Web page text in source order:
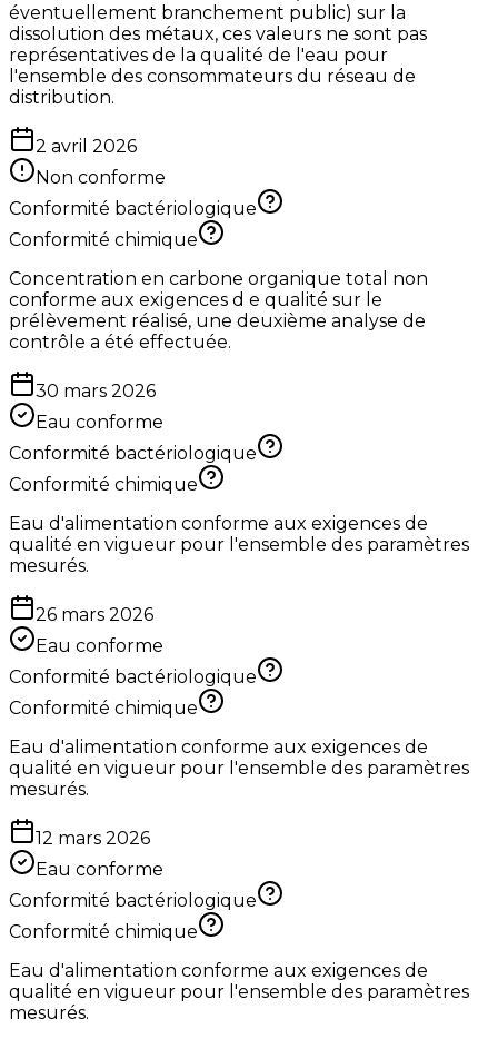
éventuellement branchement public) sur la
dissolution des métaux, ces valeurs ne sont pas
représentatives de la qualité de l'eau pour
l'ensemble des consommateurs du réseau de
distribution.
2 avril 2026
Non conforme
Conformité bactériologique
Conformité chimique
Concentration en carbone organique total non
conforme aux exigences d e qualité sur le
prélèvement réalisé, une deuxième analyse de
contrôle a été effectuée.
30 mars 2026
Eau conforme
Conformité bactériologique
Conformité chimique
Eau d'alimentation conforme aux exigences de
qualité en vigueur pour l'ensemble des paramètres
mesurés.
26 mars 2026
Eau conforme
Conformité bactériologique
Conformité chimique
Eau d'alimentation conforme aux exigences de
qualité en vigueur pour l'ensemble des paramètres
mesurés.
12 mars 2026
Eau conforme
Conformité bactériologique
Conformité chimique
Eau d'alimentation conforme aux exigences de
qualité en vigueur pour l'ensemble des paramètres
mesurés.